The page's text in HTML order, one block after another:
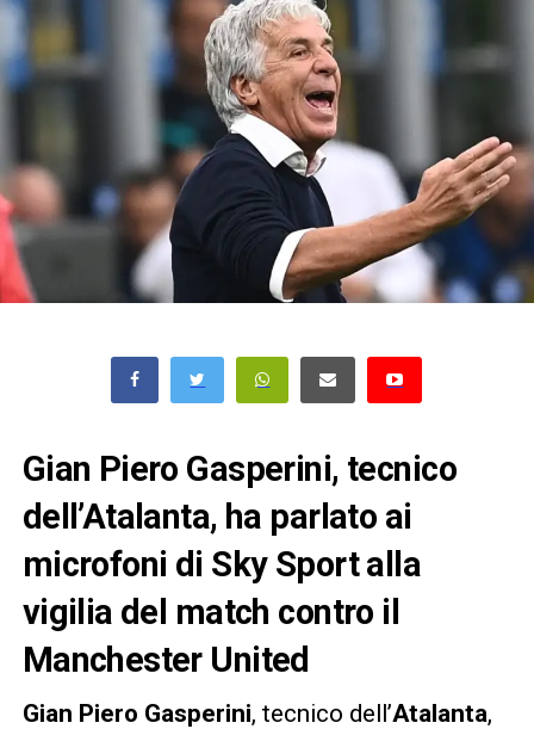
Gian Piero Gasperini, tecnico
dell’Atalanta, ha parlato ai
microfoni di Sky Sport alla
vigilia del match contro il
Manchester United
Gian Piero Gasperini, tecnico dell’Atalanta,